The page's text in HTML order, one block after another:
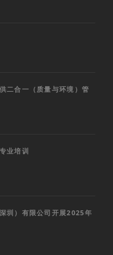
二合一（质量与环境）管
业培训
圳）有限公司开展2025年